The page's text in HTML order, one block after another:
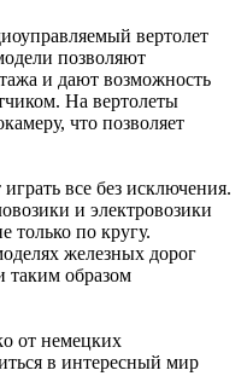
вертолет
позволяют
и дают возможность
На вертолеты
что позволяет
все без исключения.
и электровозики
только по кругу.
железных дорог
таким образом
от немецких
в интересный мир